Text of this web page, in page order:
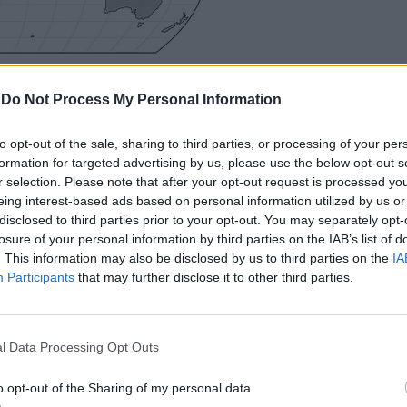
Do Not Process My Personal Information
opt-out of the sale, sharing to third parties, or processing of your
for targeted advertising by us, please use the below opt-out
selection. Please note that after your opt-out request is processed
interest-based ads based on personal information utilized by us
to third parties prior to your opt-out. You may separately
of your personal information by third parties on the IAB’s list of
This information may also be disclosed by us to third parties on the
Participants that may further disclose it to other third parties.
Data Processing Opt Outs
opt-out of the Sharing of my personal data.
много високо средно ниво на
малки общества е 6,8 от 10, въпреки че
на човек.